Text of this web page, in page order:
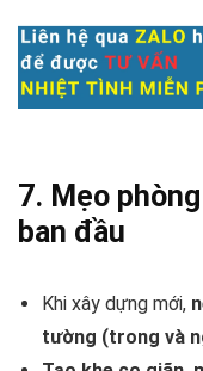
7. Mẹo
ban đầu
Khi xây dựng mới,
tường (trong và